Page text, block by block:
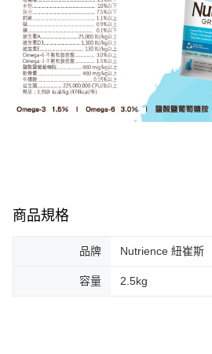
商品規格
品牌 Nutrience 紐崔斯
容量 2.5kg